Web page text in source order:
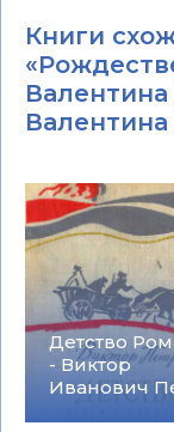
Книги
Детство
- Виктор
Иванович